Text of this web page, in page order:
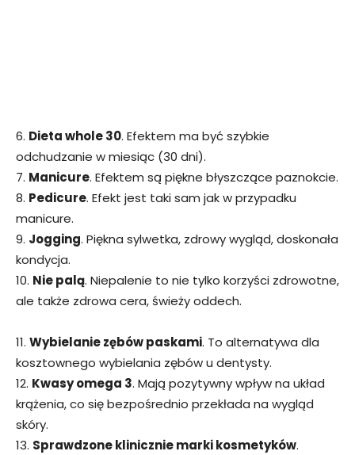
6. Dieta whole 30. Efektem ma być szybkie
odchudzanie w miesiąc (30 dni).
7. Manicure. Efektem są piękne błyszczące paznokcie.
8. Pedicure. Efekt jest taki sam jak w przypadku
manicure.
9. Jogging. Piękna sylwetka, zdrowy wygląd, doskonała
kondycja.
10. Nie palą. Niepalenie to nie tylko korzyści zdrowotne,
ale także zdrowa cera, świeży oddech.
11. Wybielanie zębów paskami. To alternatywa dla
kosztownego wybielania zębów u dentysty.
12. Kwasy omega 3. Mają pozytywny wpływ na układ
krążenia, co się bezpośrednio przekłada na wygląd
skóry.
13. Sprawdzone klinicznie marki kosmetyków.